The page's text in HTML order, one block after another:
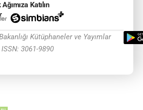
Katılın
Kütüphaneler ve Yayımlar
3061-9890